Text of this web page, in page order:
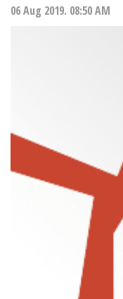
06 Aug 2019. 08:50 AM